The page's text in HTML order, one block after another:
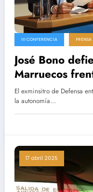
III CONFERENCIA PRENSA
José Bono
Marruecos
más eficaz»
El exminsitro de Defensa
la autonomía…
17 abril 2025